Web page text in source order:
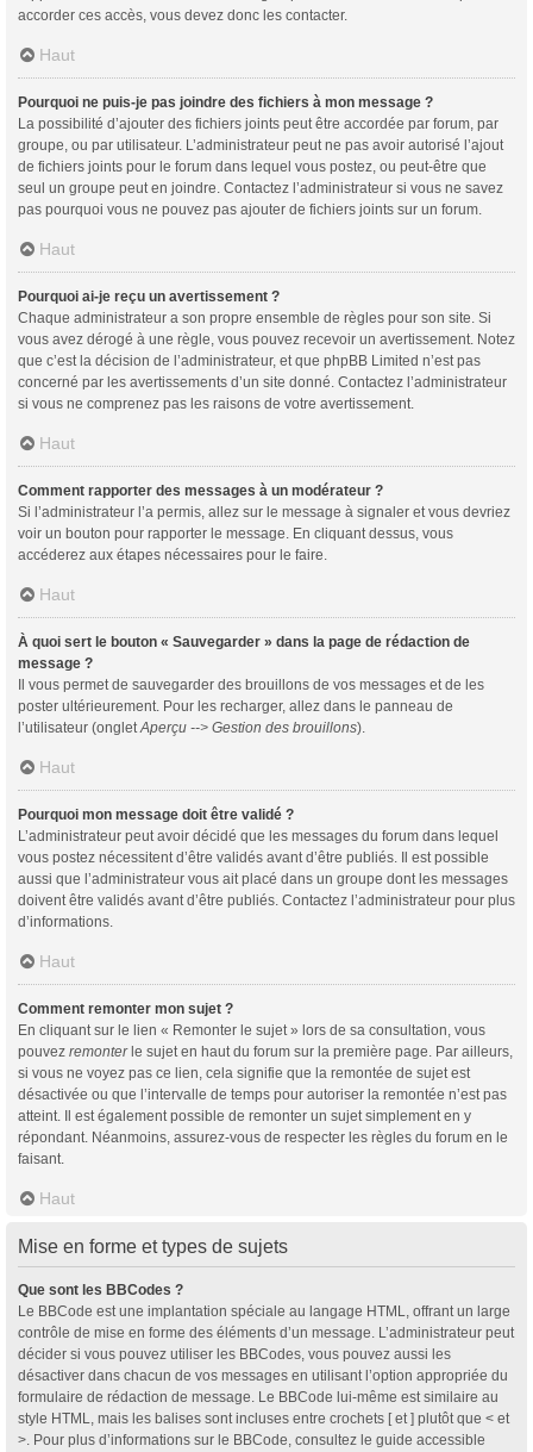
accorder ces accès, vous devez donc les contacter.
Haut
Pourquoi ne puis-je pas joindre des fichiers à mon message ?
La possibilité d’ajouter des fichiers joints peut être accordée par forum, par
groupe, ou par utilisateur. L’administrateur peut ne pas avoir autorisé l’ajout
de fichiers joints pour le forum dans lequel vous postez, ou peut-être que
seul un groupe peut en joindre. Contactez l’administrateur si vous ne savez
pas pourquoi vous ne pouvez pas ajouter de fichiers joints sur un forum.
Haut
Pourquoi ai-je reçu un avertissement ?
Chaque administrateur a son propre ensemble de règles pour son site. Si
vous avez dérogé à une règle, vous pouvez recevoir un avertissement. Notez
que c’est la décision de l’administrateur, et que phpBB Limited n’est pas
concerné par les avertissements d’un site donné. Contactez l’administrateur
si vous ne comprenez pas les raisons de votre avertissement.
Haut
Comment rapporter des messages à un modérateur ?
Si l’administrateur l’a permis, allez sur le message à signaler et vous devriez
voir un bouton pour rapporter le message. En cliquant dessus, vous
accéderez aux étapes nécessaires pour le faire.
Haut
À quoi sert le bouton « Sauvegarder » dans la page de rédaction de
message ?
Il vous permet de sauvegarder des brouillons de vos messages et de les
poster ultérieurement. Pour les recharger, allez dans le panneau de
l’utilisateur (ongletAperçu --> Gestion des brouillons).
Haut
Pourquoi mon message doit être validé ?
L’administrateur peut avoir décidé que les messages du forum dans lequel
vous postez nécessitent d’être validés avant d’être publiés. Il est possible
aussi que l’administrateur vous ait placé dans un groupe dont les messages
doivent être validés avant d’être publiés. Contactez l’administrateur pour plus
d’informations.
Haut
Comment remonter mon sujet ?
En cliquant sur le lien « Remonter le sujet » lors de sa consultation, vous
pouvez remonterle sujet en haut du forum sur la première page. Par ailleurs,
si vous ne voyez pas ce lien, cela signifie que la remontée de sujet est
désactivée ou que l’intervalle de temps pour autoriser la remontée n’est pas
atteint. Il est également possible de remonter un sujet simplement en y
répondant. Néanmoins, assurez-vous de respecter les règles du forum en le
faisant.
Haut
Mise en forme et types de sujets
Que sont les BBCodes ?
Le BBCode est une implantation spéciale au langage HTML, offrant un large
contrôle de mise en forme des éléments d’un message. L’administrateur peut
décider si vous pouvez utiliser les BBCodes, vous pouvez aussi les
désactiver dans chacun de vos messages en utilisant l’option appropriée du
formulaire de rédaction de message. Le BBCode lui-même est similaire au
style HTML, mais les balises sont incluses entre crochets [ et ] plutôt que < et
>. Pour plus d’informations sur le BBCode, consultez le guide accessible